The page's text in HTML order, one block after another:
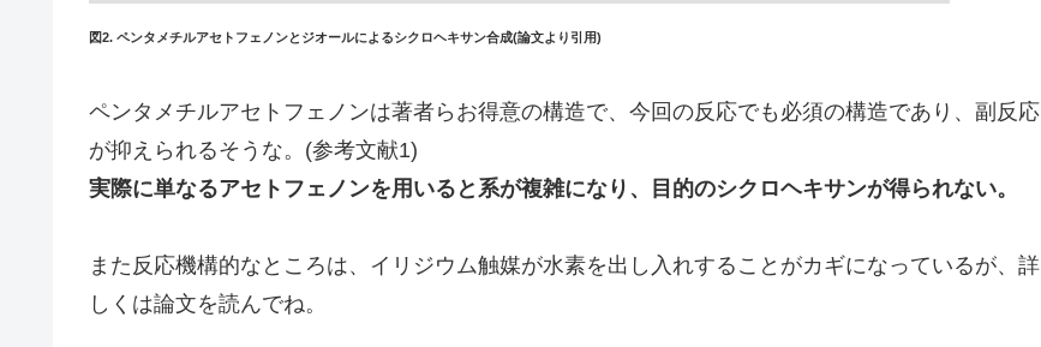
図2. ペンタメチルアセトフェノンとジオールによるシクロヘキサン合成(論文より引用)
ペンタメチルアセトフェノンは著者らお得意の構造で、今回の反応でも必須の構造であり、副反応
が抑えられるそうな。(参考文献1)
実際に単なるアセトフェノンを用いると系が複雑になり、目的のシクロヘキサンが得られない。
また反応機構的なところは、イリジウム触媒が水素を出し入れすることがカギになっているが、詳
しくは論文を読んでね。